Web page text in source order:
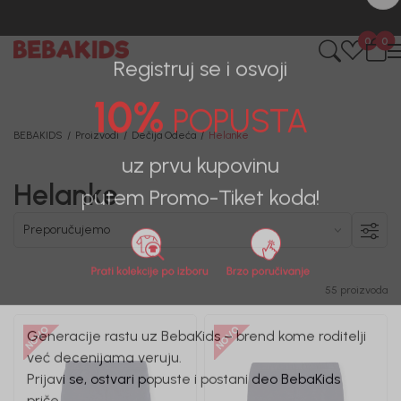
0
0
BEBAKIDS Proizvodi Dečija Odeća Helanke
Helanke
55 proizvoda
Registruj se i osvoji
10%POPUSTA
uz prvu kupovinu
putem Promo-Tiket koda!
Generacije rastu uz BebaKids – brend kome roditelji
već decenijama veruju.